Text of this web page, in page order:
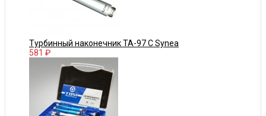
Турбинный наконечник TA-97 C Synea
581 ₽